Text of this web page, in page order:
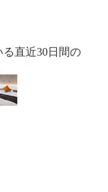
直近30日間の